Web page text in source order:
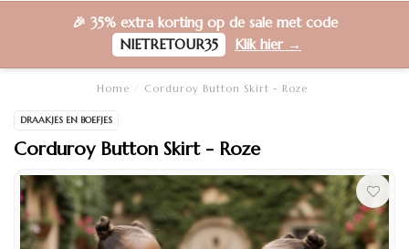
🎉 35% extra kortingop de sale met code
NIETRETOUR35
Klik hier →
Home Corduroy Button Skirt - Roze
DRAAKJES EN BOEFJES
Corduroy Button Skirt - Roze